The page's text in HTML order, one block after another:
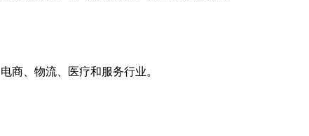
商、物流、医疗和服务行业。